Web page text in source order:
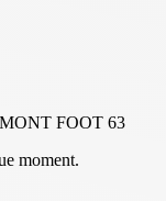
FOOT 63
moment.